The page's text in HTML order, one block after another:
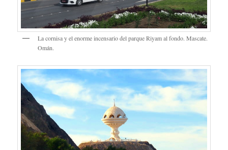
La cornisa y el enorme incensario del parque Riyam al fondo. Mascate.
Omán.